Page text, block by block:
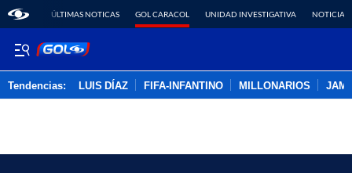
ÚLTIMAS NOTICAS GOL CARACOL UNIDAD INVESTIGATIVA NOTICIAS
Tendencias: LUIS DÍAZ FIFA-INFANTINO MILLONARIOS